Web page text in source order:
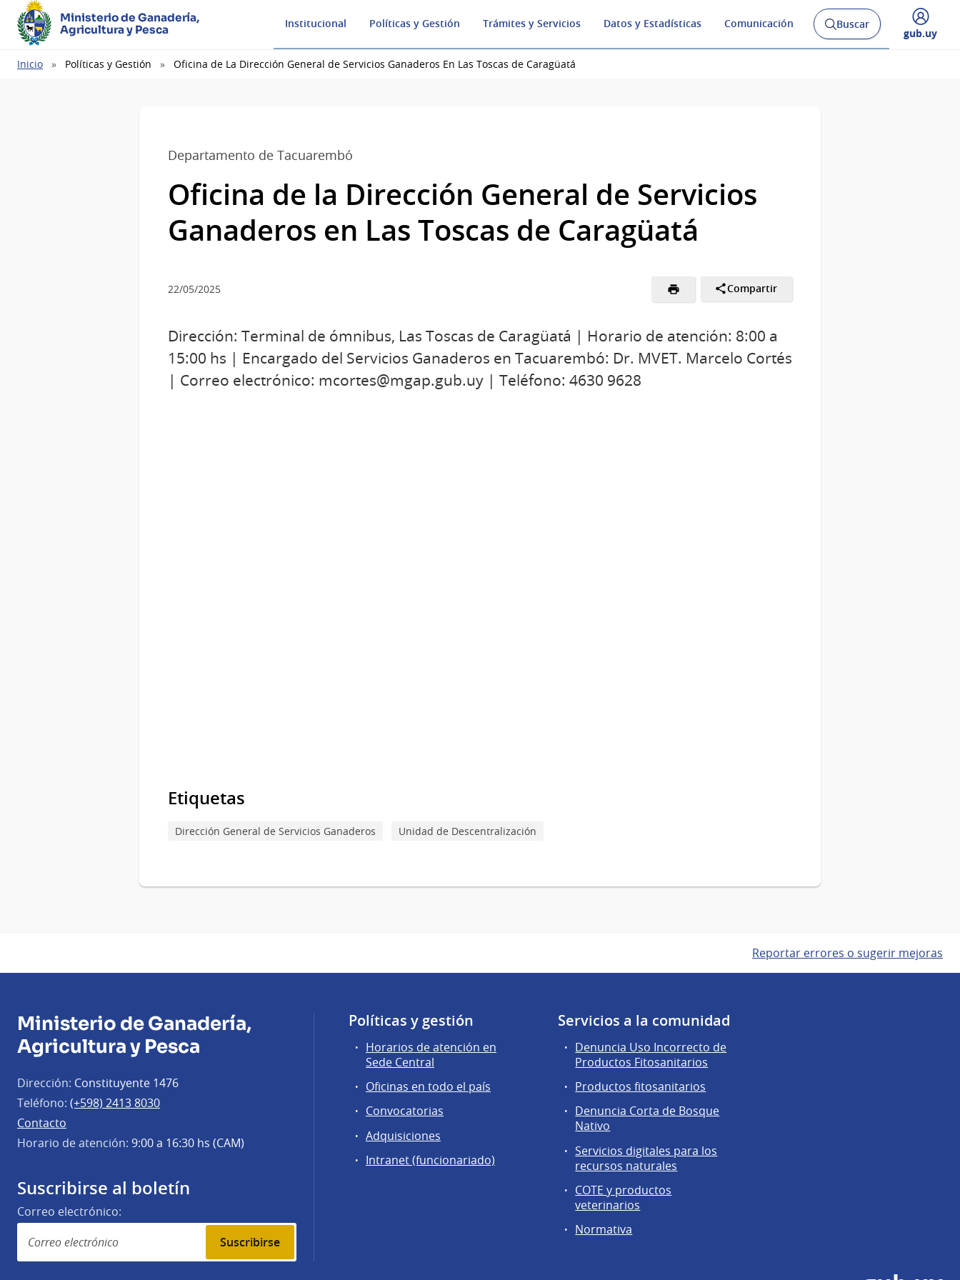
Ministerio de Ganadería,
Agricultura y Pesca
Institucional Políticas y Gestión Trámites y Servicios Datos y Estadísticas Comunicación
Abrir
buscador
Buscar
Desplegar
gub.uy
Ruta
Inicio Políticas y Gestión Oficina de La Dirección General de Servicios Ganaderos En Las Toscas de Caragüatá
Departamento de Tacuarembó
Oficina de la Dirección General de Servicios
Ganaderos en Las Toscas de Caragüatá
22/05/2025 Compartir
Dirección: Terminal de ómnibus, Las Toscas de Caragüatá | Horario de atención: 8:00 a
15:00 hs | Encargado del Servicios Ganaderos en Tacuarembó: Dr. MVET. Marcelo Cortés
| Correo electrónico: mcortes@mgap.gub.uy | Teléfono: 4630 9628
Etiquetas
Dirección General de Servicios Ganaderos Unidad de Descentralización
Reportar errores o sugerir mejoras
Ministerio de Ganadería,
Agricultura y Pesca
Dirección: Constituyente 1476
Teléfono: (+598) 2413 8030
Contacto
Horario de atención: 9:00 a 16:30 hs (CAM)
Suscribirse al boletín
Correo electrónico:
Suscribirse
Políticas y gestión
Horarios de atención en
Sede Central
Oficinas en todo el país
Convocatorias
Adquisiciones
Intranet (funcionariado)
Servicios a la comunidad
Denuncia Uso Incorrecto de
Productos Fitosanitarios
Productos fitosanitarios
Denuncia Corta de Bosque
Nativo
Servicios digitales para los
recursos naturales
COTE y productos
veterinarios
Normativa